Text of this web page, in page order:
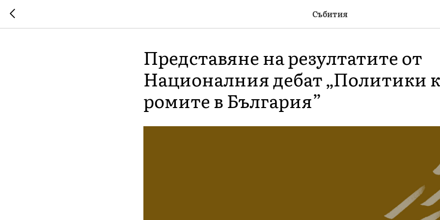
Събития
Представяне на резултатите от
Националния дебат „Политики
ромите в България”